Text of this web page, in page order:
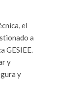
el
a
GESIEE.
y
y